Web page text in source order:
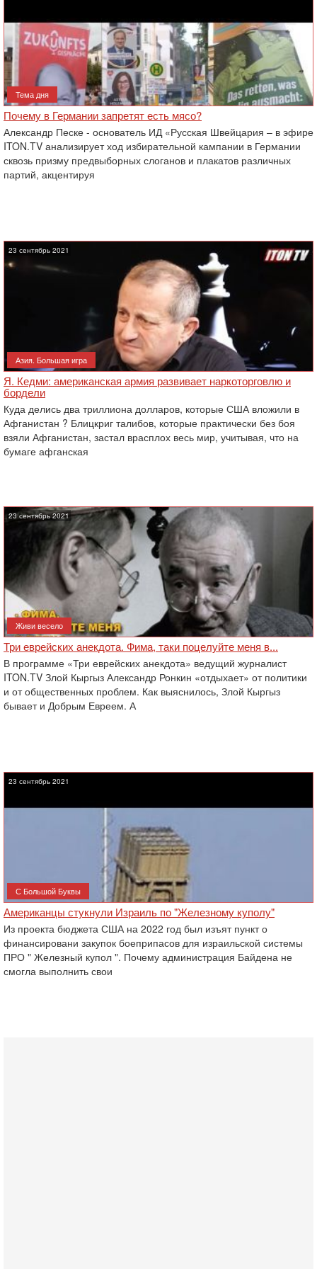
Тема дня
Почему в Германии запретят есть мясо?
Александр Песке - основатель ИД «Русская Швейцария – в эфире
ITON.TV анализирует ход избирательной кампании в Германии
сквозь призму предвыборных слоганов и плакатов различных
партий, акцентируя
23 сентябрь 2021
Азия. Большая игра
Я. Кедми: американская армия развивает наркоторговлю и
бордели
Куда делись два триллиона долларов, которые США вложили в
Афганистан ? Блицкриг талибов, которые практически без боя
взяли Афганистан, застал врасплох весь мир, учитывая, что на
бумаге афганская
23 сентябрь 2021
Живи весело
Три еврейских анекдота. Фима, таки поцелуйте меня в...
В программе «Три еврейских анекдота» ведущий журналист
ITON.TV Злой Кыргыз Александр Ронкин «отдыхает» от политики
и от общественных проблем. Как выяснилось, Злой Кыргыз
бывает и Добрым Евреем. А
23 сентябрь 2021
С Большой Буквы
Американцы стукнули Израиль по "Железному куполу"
Из проекта бюджета США на 2022 год был изъят пункт о
финансировани закупок боеприпасов для израильской системы
ПРО " Железный купол ". Почему администрация Байдена не
смогла выполнить свои